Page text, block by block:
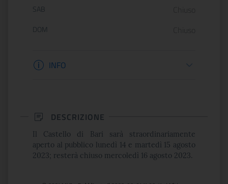
SAB
DOM
Informazioni biglietteria
INFO
DESCRIZIONE
Il Castello di Bari sarà straordinariamente
aperto al pubblico lunedì 14 e martedì 15 agosto
2023; resterà chiuso mercoledì 16 agosto 2023.